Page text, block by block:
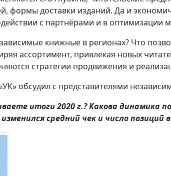
формы доставки изданий. Да и
с партнёрами и в оптимизации
книжные в регионах? Что
ассортимент, привлекая новых
стратегии продвижения и
обсудил с представителями
итоги 2020 г.? Какова динамика
средний чек и число позиций